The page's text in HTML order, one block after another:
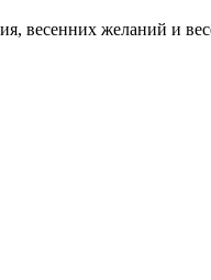
весенних желаний и